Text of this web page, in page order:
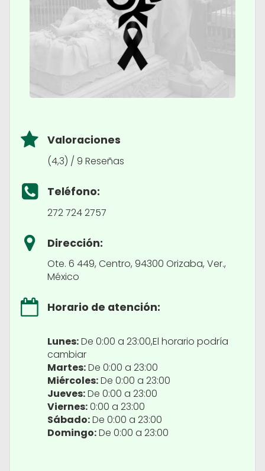
Valoraciones
(4,3) / 9 Reseñas
Teléfono:
272 724 2757
Dirección:
Ote. 6 449, Centro, 94300 Orizaba, Ver.,
México
Horario de atención:
Lunes:De 0:00 a 23:00,El horario podría
cambiar
Martes:De 0:00 a 23:00
Miércoles:De 0:00 a 23:00
Jueves:De 0:00 a 23:00
Viernes:0:00 a 23:00
Sábado:De 0:00 a 23:00
Domingo:De 0:00 a 23:00